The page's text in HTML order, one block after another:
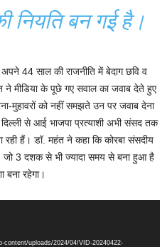
नियति बन गई है।
अपने 44 साल की राजनीति में बेदाग छवि व
ने मीडिया के पूछे गए सवाल का जवाब देते हुए
मुहावरों को नहीं समझते उन पर जवाब देना
से आई भाजपा प्रत्याशी अभी संसद तक
हैं। डॉ. महंत ने कहा कि कोरबा संसदीय
जो 3 दशक से भी ज्यादा समय से बना हुआ है
बना रहेगा।
uploads/2024/04/VID-20240422-